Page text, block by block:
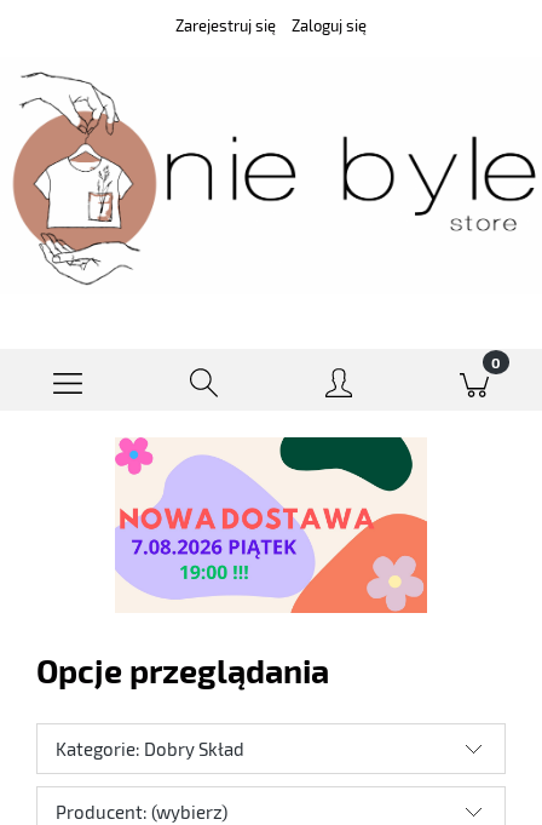
Zarejestruj się Zaloguj się
Opcje przeglądania
Kategorie: Dobry Skład
Producent: (wybierz)